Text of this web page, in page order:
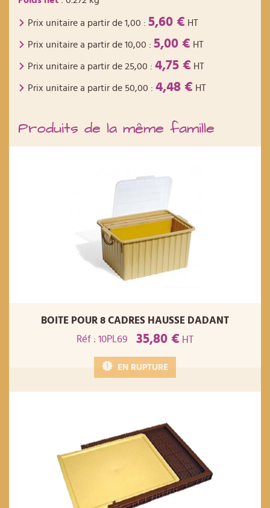
Prix unitaire a partir de 1,00 : 5,60 € HT
Prix unitaire a partir de 10,00 : 5,00 € HT
Prix unitaire a partir de 25,00 : 4,75 € HT
Prix unitaire a partir de 50,00 : 4,48 € HT
Produits de la même famille
BOITE POUR 8 CADRES HAUSSE DADANT
Réf : 10PL69
35,80 € HT
EN RUPTURE